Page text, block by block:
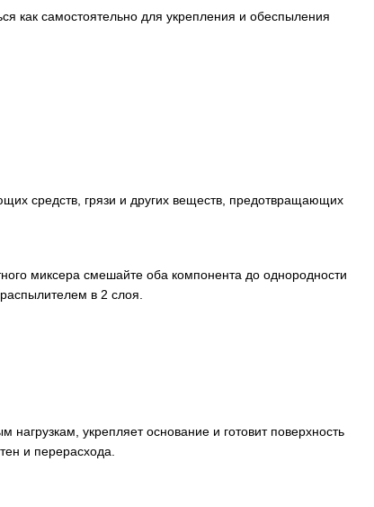
как самостоятельно для укрепления и обеспыления
средств, грязи и других веществ, предотвращающих
миксера смешайте оба компонента до однородности
в 2 слоя.
укрепляет основание и готовит поверхность
и перерасхода.